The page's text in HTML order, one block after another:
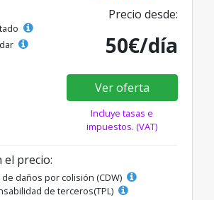
Precio desde:
50€/día
Ver oferta
Incluye tasas e
impuestos. (VAT)
el precio:
daños por colisión (CDW)
de terceros(TPL)